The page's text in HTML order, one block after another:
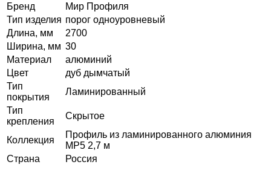
Бренд
Мир Профиля
Тип изделия порог одноуровневый
Длина, мм
2700
Ширина, мм 30
Материал
алюминий
Цвет
дуб дымчатый
Тип
покрытия
Ламинированный
Тип
крепления
Скрытое
Коллекция
Профиль из ламинированного алюминия
MP5 2,7 м
Страна
Россия